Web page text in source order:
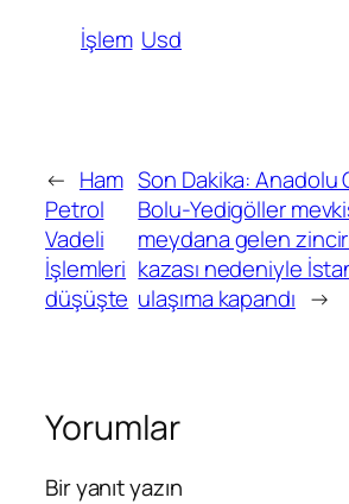
İşlem Usd
← Ham
Petrol
Vadeli
İşlemleri
düşüşte
Son Dakika: Anadolu
Bolu-Yedigöller
meydana gelen
kazası nedeniyle
ulaşıma kapandı →
Yorumlar
Bir yanıt yazın